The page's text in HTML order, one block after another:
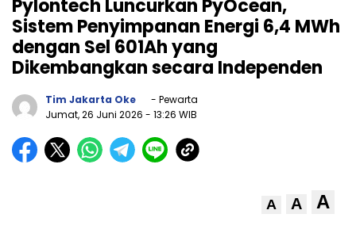
Pylontech Luncurkan PyOcean,
Sistem Penyimpanan Energi 6,4 MWh
dengan Sel 601Ah yang
Dikembangkan secara Independen
Tim Jakarta Oke
- Pewarta
Jumat, 26 Juni 2026 - 13:26 WIB
A A A